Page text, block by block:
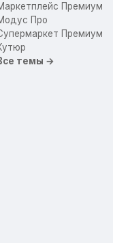
Премиум
Про
Премиум
темы →